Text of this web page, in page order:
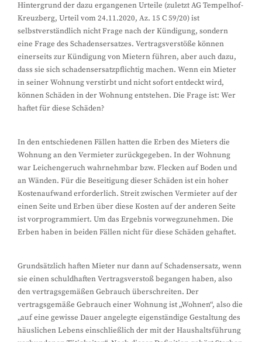
Hintergrund der dazu ergangenen Urteile (zuletzt AG Tempelhof-
Kreuzberg, Urteil vom 24.11.2020, Az. 15 C 59/20) ist
selbstverständlich nicht Frage nach der Kündigung, sondern
eine Frage des Schadensersatzes. Vertragsverstöße können
einerseits zur Kündigung von Mietern führen, aber auch dazu,
dass sie sich schadensersatzpflichtig machen. Wenn ein Mieter
in seiner Wohnung verstirbt und nicht sofort entdeckt wird,
können Schäden in der Wohnung entstehen. Die Frage ist: Wer
haftet für diese Schäden?
In den entschiedenen Fällen hatten die Erben des Mieters die
Wohnung an den Vermieter zurückgegeben. In der Wohnung
war Leichengeruch wahrnehmbar bzw. Flecken auf Boden und
an Wänden. Für die Beseitigung dieser Schäden ist ein hoher
Kostenaufwand erforderlich. Streit zwischen Vermieter auf der
einen Seite und Erben über diese Kosten auf der anderen Seite
ist vorprogrammiert. Um das Ergebnis vorwegzunehmen. Die
Erben haben in beiden Fällen nicht für diese Schäden gehaftet.
Grundsätzlich haften Mieter nur dann auf Schadensersatz, wenn
sie einen schuldhaften Vertragsverstoß begangen haben, also
den vertragsgemäßen Gebrauch überschreiten. Der
vertragsgemäße Gebrauch einer Wohnung ist „Wohnen“, also die
„auf eine gewisse Dauer angelegte eigenständige Gestaltung des
häuslichen Lebens einschließlich der mit der Haushaltsführung